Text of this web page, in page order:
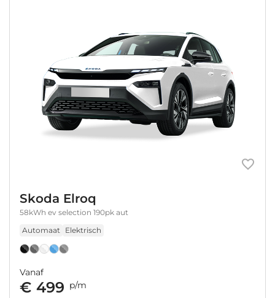
Skoda Elroq
58kWh ev selection 190pk aut
Automaat
Elektrisch
Vanaf
€ 499 p/m